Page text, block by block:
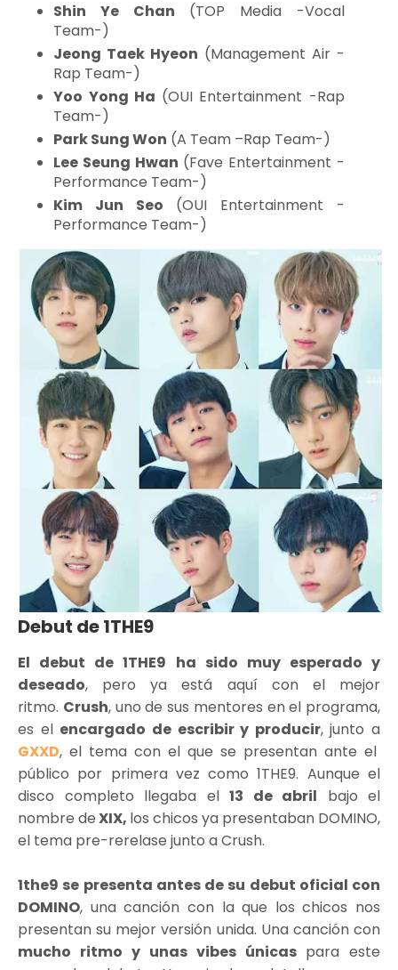
Shin Ye Chan (TOP Media -Vocal
Team-)
Jeong Taek Hyeon (Management Air -
Rap Team-)
Yoo Yong Ha (OUI Entertainment -Rap
Team-)
Park Sung Won (A Team –Rap Team-)
Lee Seung Hwan (Fave Entertainment -
Performance Team-)
Kim Jun Seo (OUI Entertainment -
Performance Team-)
Debut de 1THE9
El debut de 1THE9 ha sido muy esperado y
deseado, pero ya está aquí con el mejor
ritmo. Crush, uno de sus mentores en el programa,
es el encargado de escribir y producir, junto a
GXXD, el tema con el que se presentan ante el
público por primera vez como 1THE9. Aunque el
disco completo llegaba el 13 de abril bajo el
nombre deXIX, los chicos ya presentaban DOMINO,
el tema pre-rerelase junto a Crush.
1the9 se presenta antes de su debut oficial con
DOMINO, una canción con la que los chicos nos
presentan su mejor versión unida. Una canción con
mucho ritmo y unas vibes únicas para este